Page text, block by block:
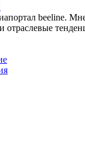
beeline.
отраслевые